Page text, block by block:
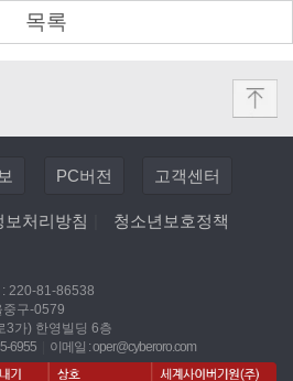
목록
PC버전 고객센터
보처리방침 청소년보호정책
220-81-86538
중구-0579
3가) 한영빌딩 6층
6955 이메일 :oper@cyberoro.com